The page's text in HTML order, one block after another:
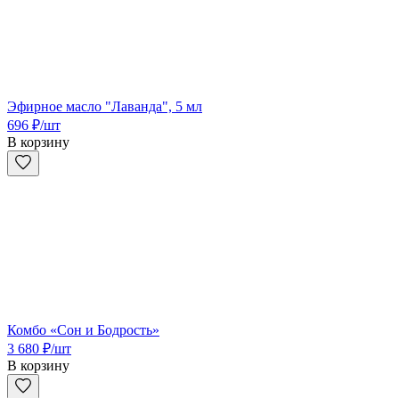
Эфирное масло "Лаванда", 5 мл
696 ₽/шт
В корзину
Комбо «Сон и Бодрость»
3 680 ₽/шт
В корзину